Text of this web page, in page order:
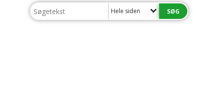
Hele siden